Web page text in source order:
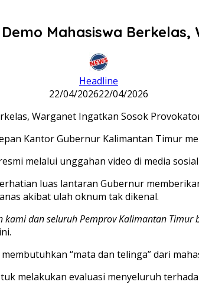
Mahasiswa
Headline
22/04/202622/04/2026
Kantor Gubernur Kalimantan Timur
melalui unggahan video di media
luas lantaran Gubernur
akibat ulah oknum tak dikenal.
dan seluruh Pemprov Kalimantan
“mata dan telinga” dari
melakukan evaluasi menyeluruh